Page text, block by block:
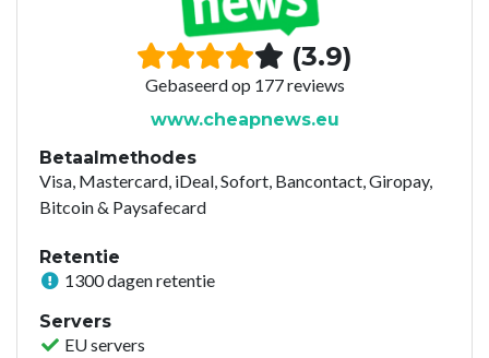
(3.9)
Gebaseerd op 177 reviews
www.cheapnews.eu
Betaalmethodes
Visa, Mastercard, iDeal, Sofort, Bancontact, Giropay,
Bitcoin & Paysafecard
Retentie
1300 dagen retentie
Servers
EU servers